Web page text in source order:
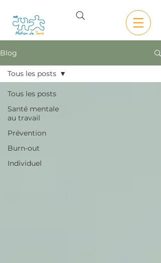
Blog
Tous les posts
Santé mentale
au travail
Prévention
Burn-out
Individuel
Tous les posts